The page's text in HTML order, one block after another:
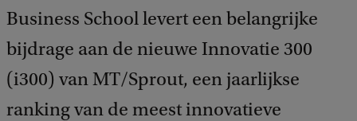
Business School levert een belangrijke
bijdrage aan de nieuwe Innovatie 300
(i300) van MT/Sprout, een jaarlijkse
ranking van de meest innovatieve